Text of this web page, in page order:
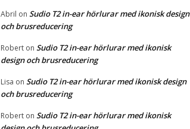
Abril on Sudio T2 in-ear hörlurar med ikonisk design
och brusreducering
Robert on Sudio T2 in-ear hörlurar med ikonisk
design och brusreducering
Lisa on Sudio T2 in-ear hörlurar med ikonisk design
och brusreducering
Robert on Sudio T2 in-ear hörlurar med ikonisk